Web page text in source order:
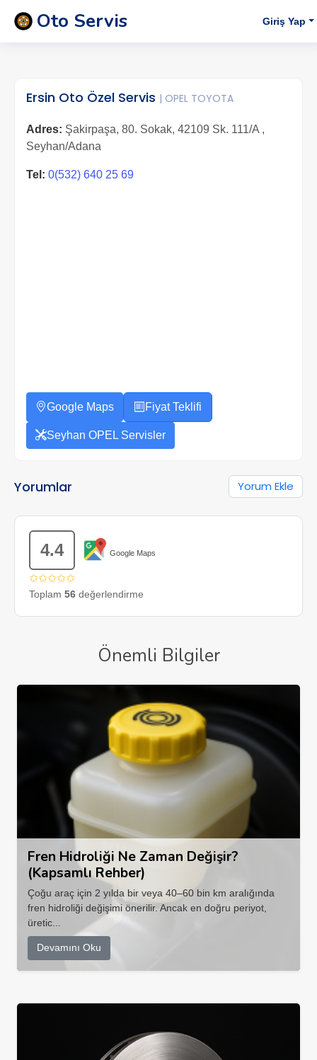
Oto Servis Giriş Yap
Ersin Oto Özel Servis | OPEL TOYOTA
Adres: Şakirpaşa, 80. Sokak, 42109 Sk. 111/A ,
Seyhan/Adana
Tel: 0(532) 640 25 69
Google Maps Fiyat Teklifi
Seyhan OPEL Servisler
Yorumlar Yorum Ekle
4.4 Google Maps
✩✩✩✩✩
Toplam 56 değerlendirme
Önemli Bilgiler
Fren Hidroliği Ne Zaman Değişir?
(Kapsamlı Rehber)
Çoğu araç için 2 yılda bir veya 40–60 bin km aralığında
fren hidroliği değişimi önerilir. Ancak en doğru periyot,
üretic...
Devamını Oku